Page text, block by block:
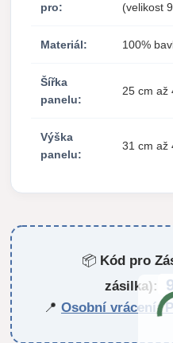
pro:
(velikost
Materiál: 100%
Šířka
panelu:
25 cm až
Výška
panelu:
31 cm až
📦 Kód pro
zásilka):
📍 Osobní vrácení: